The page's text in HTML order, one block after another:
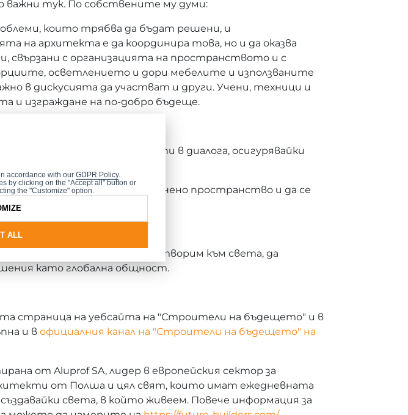
важни тук. По собствените му думи:
които трябва да бъдат решени, и
на архитекта е да координира това, но и да оказва
свързани с организацията на пространството и с
осветлението и дори мебелите и използваните
в дискусията да участват и други. Учени, техници и
и изграждане на по-добро бъдеще.
включва различни групи в диалога, осигурявайки
да създадем по-добро жизнено пространство и да се
на бъдещето":
среди. Трябва да се отворим към света, да
като глобална общност.
страница на уебсайта на "Строители на бъдещето" и в
и в официалния канал на "Строители на бъдещето" на
от Aluprof SA, лидер в европейския сектор за
от Полша и цял свят, които имат ежедневната
света, в който живеем. Повече информация за
accordance with our GDPR Policy.
by clicking on the "Accept all" button or
the "Customize" option.
ALL